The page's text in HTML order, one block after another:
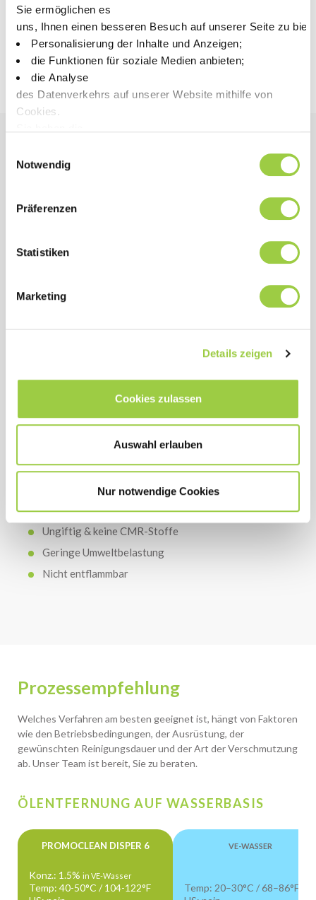
Sie ermöglichen es
uns, Ihnen einen besseren Besuch auf unserer Seite zu
Personalisierung der Inhalte und Anzeigen;
die Funktionen für soziale Medien anbieten;
die Analyse
des Datenverkehrs auf unserer Website mithilfe von
Cookies.
Keine Panik, Sie können Ihre Auswahl auch jederzeit auf
Notwendig
Präferenzen
Statistiken
Marketing
Details zeigen
Cookies zulassen
Auswahl erlauben
Nur notwendige Cookies
Relativ niedrige Kosten für die Abfallbeseitigung
Erfahren Sie mehr über Greenway
Vorteile
PERFORMANCE
Aluminium, Messing und Leichtmetalllegierungen
Kurze Spülzeit erforderlich, obwohl es sich um ein
Produkt mit hohem pH-Wert handelt.
Konzentration
Lange Badelaufzeit
HSE
Ungiftig & keine CMR-Stoffe
Geringe Umweltbelastung
Nicht entflammbar
Prozessempfehlung
Welches Verfahren am besten geeignet ist, hängt von Faktoren
wie den Betriebsbedingungen, der Ausrüstung, der
gewünschten Reinigungsdauer und der Art der Verschmutzung
ab. Unser Team ist bereit, Sie zu beraten.
ÖLENTFERNUNG AUF WASSERBASIS
PROMOCLEAN DISPER 6
Konz.: 1.5% in VE-Wasser
Temp: 40-50°C / 104-122°F
VE-WASSER
Temp: 20–30°C / 68–86°F